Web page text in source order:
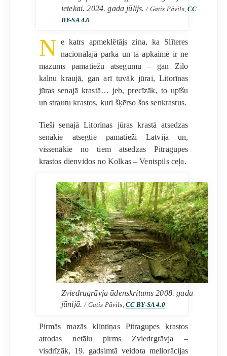
ietekai. 2024. gada jūlijs./ Gatis Pāvils,CC
BY-SA 4.0
N e katrs apmeklētājs zina, ka Slīteres
nacionālajā parkā un tā apkaimē ir ne
mazums pamatiežu atsegumu – gan Zilo
kalnu kraujā, gan arī tuvāk jūrai, Litorīnas
jūras senajā krastā… jeb, precīzāk, to upīšu
un strautu krastos, kuri šķērso šos senkrastus.
Tieši senajā Litorīnas jūras krastā atsedzas
senākie atsegtie pamatieži Latvijā un,
vissenākie no tiem atsedzas Pitragupes
krastos dienvidos no Kolkas – Ventspils ceļa.
Zviedrugrāvja ūdenskritums 2008. gada
jūnijā./ Gatis Pāvils, CC BY-SA 4.0
Pirmās mazās klintiņas Pitragupes krastos
atrodas netālu pirms Zviedrgrāvja –
visdrīzāk, 19. gadsimtā veidota meliorācijas